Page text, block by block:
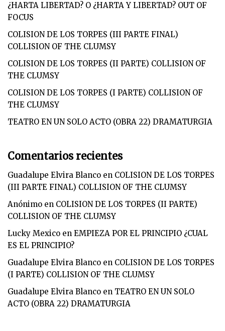
¿HARTA LIBERTAD? O ¿HARTA Y LIBERTAD? OUT OF
FOCUS
COLISION DE LOS TORPES (III PARTE FINAL)
COLLISION OF THE CLUMSY
COLISION DE LOS TORPES (II PARTE) COLLISION OF
THE CLUMSY
COLISION DE LOS TORPES (I PARTE) COLLISION OF
THE CLUMSY
TEATRO EN UN SOLO ACTO (OBRA 22) DRAMATURGIA
Comentarios recientes
Guadalupe Elvira Blanco en COLISION DE LOS TORPES
(III PARTE FINAL) COLLISION OF THE CLUMSY
Anónimo en COLISION DE LOS TORPES (II PARTE)
COLLISION OF THE CLUMSY
Lucky Mexico en EMPIEZA POR EL PRINCIPIO ¿CUAL
ES EL PRINCIPIO?
Guadalupe Elvira Blanco en COLISION DE LOS TORPES
(I PARTE) COLLISION OF THE CLUMSY
Guadalupe Elvira Blanco en TEATRO EN UN SOLO
ACTO (OBRA 22) DRAMATURGIA